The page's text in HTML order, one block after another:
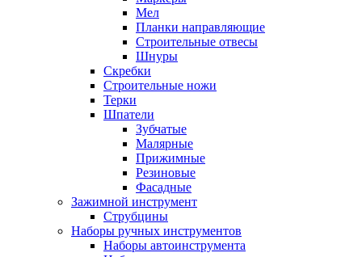
Мел
Планки направляющие
Строительные отвесы
Шнуры
Скребки
Строительные ножи
Терки
Шпатели
Зубчатые
Малярные
Прижимные
Резиновые
Фасадные
Зажимной инструмент
Струбцины
Наборы ручных инструментов
Наборы автоинструмента